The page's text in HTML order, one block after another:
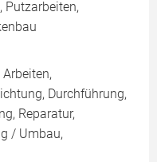
Putzarbeiten,
Durchführung,
Reparatur,
/ Umbau,